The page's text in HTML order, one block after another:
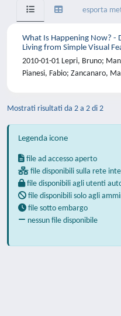
esporta
What Is Happening Now? -
Living from Simple Visual
2010-01-01 Lepri, Bruno;
Pianesi, Fabio; Zancanaro,
Mostrati risultati da 2 a 2 di 2
Legenda icone
file ad accesso aperto
file disponibili sulla rete
file disponibili agli utenti
file disponibili solo agli
file sotto embargo
nessun file disponibile